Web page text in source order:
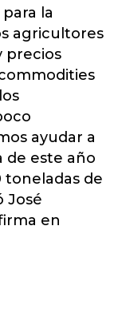
la
agricultores
precios
ayudar a
de este año
toneladas de
José
en